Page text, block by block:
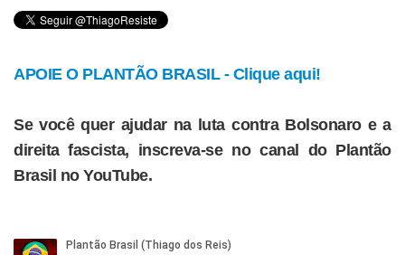
APOIE O PLANTÃO BRASIL - Clique aqui!
Se você quer ajudar na luta contra Bolsonaro e a
direita fascista, inscreva-se no canal do Plantão
Brasil no YouTube.